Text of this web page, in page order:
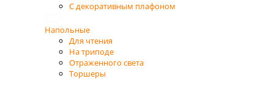
С декоративным плафоном
Напольные
Для чтения
На триподе
Отраженного света
Торшеры